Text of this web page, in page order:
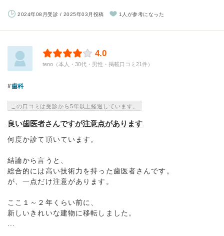
2024年08月受診 / 2025年03月投稿 1人が参考になった
4.0
teno（本人・30代・男性・掲載口コミ21件）
歯科
この口コミは受診から5年以上経過しています。
良い歯医者さんですが注意点があります
何度か診て頂いています。
結論から言うと、
総合的には高い技術力を持った歯医者さんです。
が、一点だけ注意があります。
ここ１～２年くらい前に、
新しいきれいな建物に移転しました。